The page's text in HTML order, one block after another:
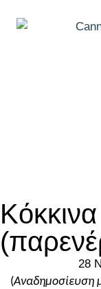
28
(Αναδημοσίευση